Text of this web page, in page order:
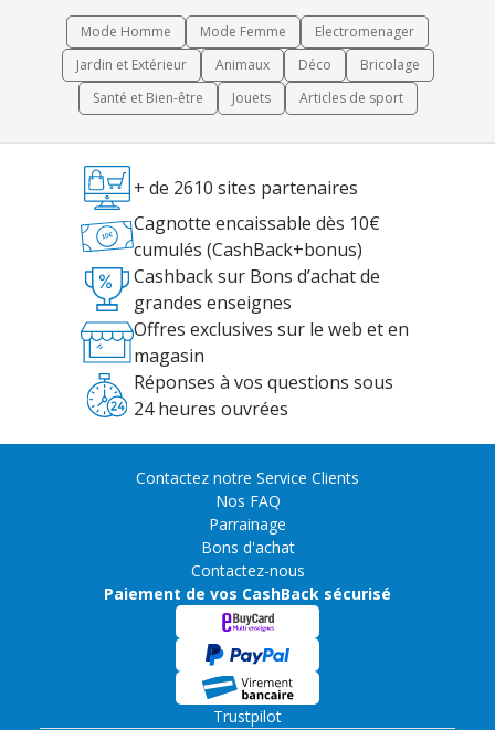
Mode Homme Mode Femme
Electromenager
Jardin et Extérieur
Animaux Déco
Bricolage
Santé et Bien-être
Jouets Articles de sport
+ de 2610 sites partenaires
Cagnotte encaissable dès 10€
cumulés (CashBack+bonus)
Cashback sur Bons d’achat de
grandes enseignes
Offres exclusives sur le web et en
magasin
Réponses à vos questions sous
24 heures ouvrées
Contactez notre Service Clients
Nos FAQ
Parrainage
Bons d'achat
Contactez-nous
Paiement de vos CashBack sécurisé
Trustpilot